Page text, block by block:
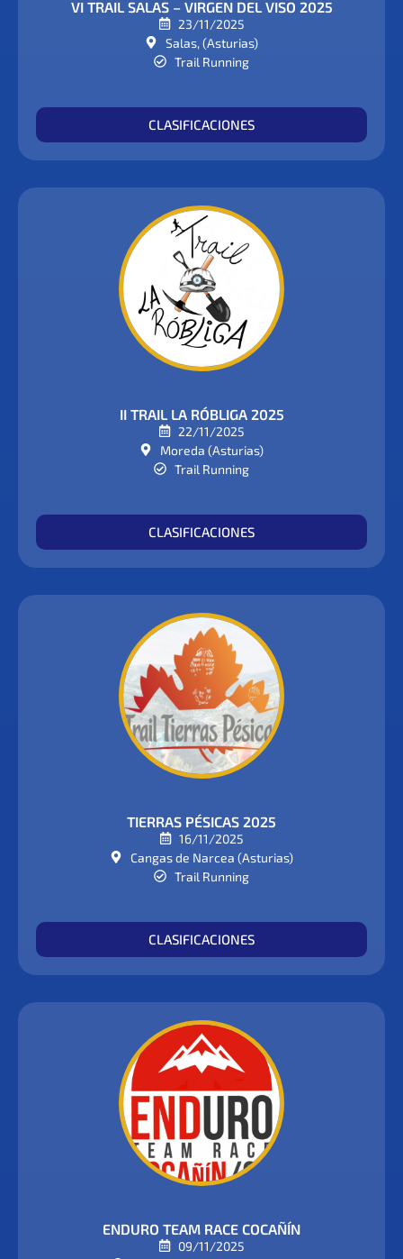
VI TRAIL SALAS – VIRGEN DEL VISO 2025
23/11/2025
Salas, (Asturias)
Trail Running
CLASIFICACIONES
II TRAIL LA RÓBLIGA 2025
22/11/2025
Moreda (Asturias)
Trail Running
CLASIFICACIONES
TIERRAS PÉSICAS 2025
16/11/2025
Cangas de Narcea (Asturias)
Trail Running
CLASIFICACIONES
ENDURO TEAM RACE COCAÑÍN
09/11/2025